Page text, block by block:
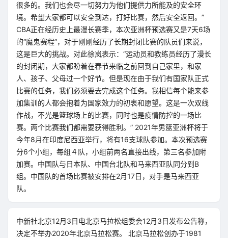
很多的。我们也会尽一切努力为他们提供力所能及的安全环
境。希望大家都可以安全到达，打好比赛，然后安全返回。”
CBA正在经历史上最漫长赛季，本次亚洲杯预选赛又是7天6场
的“魔鬼赛程”，对于刚刚经历了长期封闭比赛的队员们来说，
这是巨大的挑战。对此徐岚表示：“运动员和教练员经历了漫长
的封闭期，大家都盼着在春节来临之前回到自己家里，和家
人、孩子、父母过一个好节。但是现在由于我们有国家队正式
比赛的任务，我们必须要去完成这个任务。我相信每个能来参
加集训的人都会抱着为国家效力的初衷和愿望。这是一次双线
作战，不光是篮球场上的比赛，同时也是疫情防控的一场比
赛。两个比赛我们都需要获得胜利。” 2021年男篮亚洲杯将于
今年8月在印度尼西亚举行，将有16支球队参加。本次预选赛
分6个小组，每组４队，小组前两名直接出线，第三名参加附
加赛。中国队与日本队、中国台北队和马来西亚队同分到B
组。中国队的首场比赛被安排在2月17日，对手是马来西亚
队。
中新社北京12月3日电北京马拉松组委会12月3日发布公告称，
决定不举办2020年北京马拉松赛。 北京马拉松创办于1981